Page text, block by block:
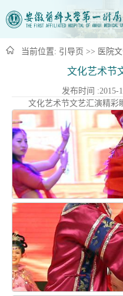
当前位置: 引导页 >> 医院
文化艺术节
发布时间 :2015-
文化艺术节文艺汇演精彩